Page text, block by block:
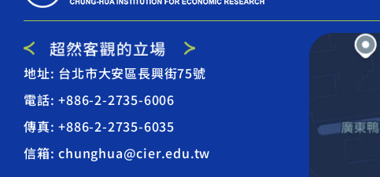
地址: 台北市大安區長興街75號
電話: +886-2-2735-6006
傳真: +886-2-2735-6035
信箱: chunghua@cier.edu.tw